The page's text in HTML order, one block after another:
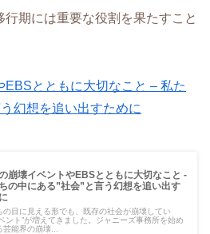
期には重要な役割を果たすこと
とともに大切なこと – 私た
幻想を追い出すために
崩壊イベントやEBSとともに大切なこと -
の中にある”社会”と言う幻想を追い出す
の目に見える形でも、既存の社会が崩壊してい
ント”が増えてきました。ジャニーズ事務所を始め
芸能界の崩壊...